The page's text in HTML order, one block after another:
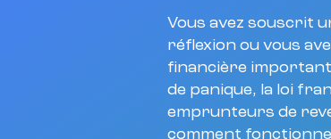
Vous avez souscrit
réflexion ou vous
financière
de panique, la loi
emprunteurs de
comment